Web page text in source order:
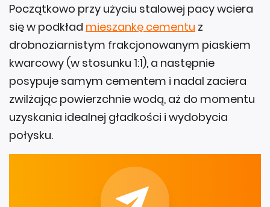
Początkowo przy użyciu stalowej pacy wciera
się w podkład mieszankę cementu z
drobnoziarnistym frakcjonowanym piaskiem
kwarcowy (w stosunku 1:1), a następnie
posypuje samym cementem i nadal zaciera
zwilżając powierzchnie wodą, aż do momentu
uzyskania idealnej gładkości i wydobycia
połysku.